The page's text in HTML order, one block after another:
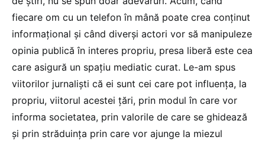
fiecare om cu un telefon în mână poate crea conținut
informațional și când diverși actori vor să manipuleze
opinia publică în interes propriu, presa liberă este cea
care asigură un spațiu mediatic curat. Le-am spus
viitorilor jurnaliști că ei sunt cei care pot influența, la
propriu, viitorul acestei țări, prin modul în care vor
informa societatea, prin valorile de care se ghidează
și prin străduința prin care vor ajunge la miezul